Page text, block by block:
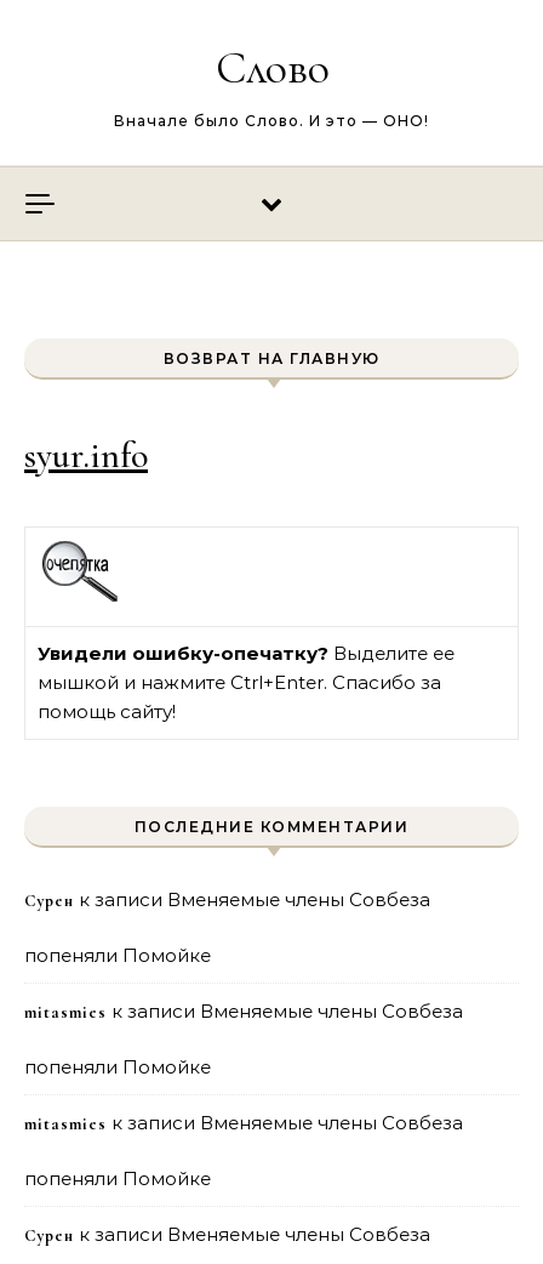
Слово
Вначале было Слово. И это — ОНО!
ВОЗВРАТ НА ГЛАВНУЮ
syur.info
Увидели ошибку-опечатку? Выделите ее
мышкой и нажмите Ctrl+Enter. Спасибо за
помощь сайту!
ПОСЛЕДНИЕ КОММЕНТАРИИ
Сурен к записи Вменяемые члены Совбеза
попеняли Помойке
mitasmies к записи Вменяемые члены Совбеза
попеняли Помойке
mitasmies к записи Вменяемые члены Совбеза
попеняли Помойке
Сурен к записи Вменяемые члены Совбеза